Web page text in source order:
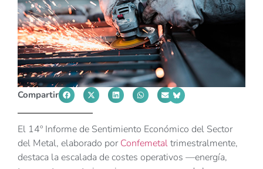
Compartir
El 14º Informe de Sentimiento Económico del Sector
del Metal, elaborado porConfemetaltrimestralmente,
destaca la escalada de costes operativos —energía,